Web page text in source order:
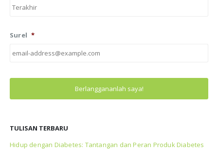
Surel *
TULISAN TERBARU
Hidup dengan Diabetes: Tantangan dan Peran Produk Diabetes